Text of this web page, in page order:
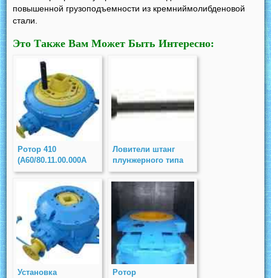
повышенной грузоподъемности из кремниймолибденовой
стали.
Это Также Вам Может Быть Интересно:
Ротор 410
(А60/80.11.00.000А
сб)
Ловители штанг
плунжерного типа
модернизированные
ЛШПМ2
Установка
Ротор